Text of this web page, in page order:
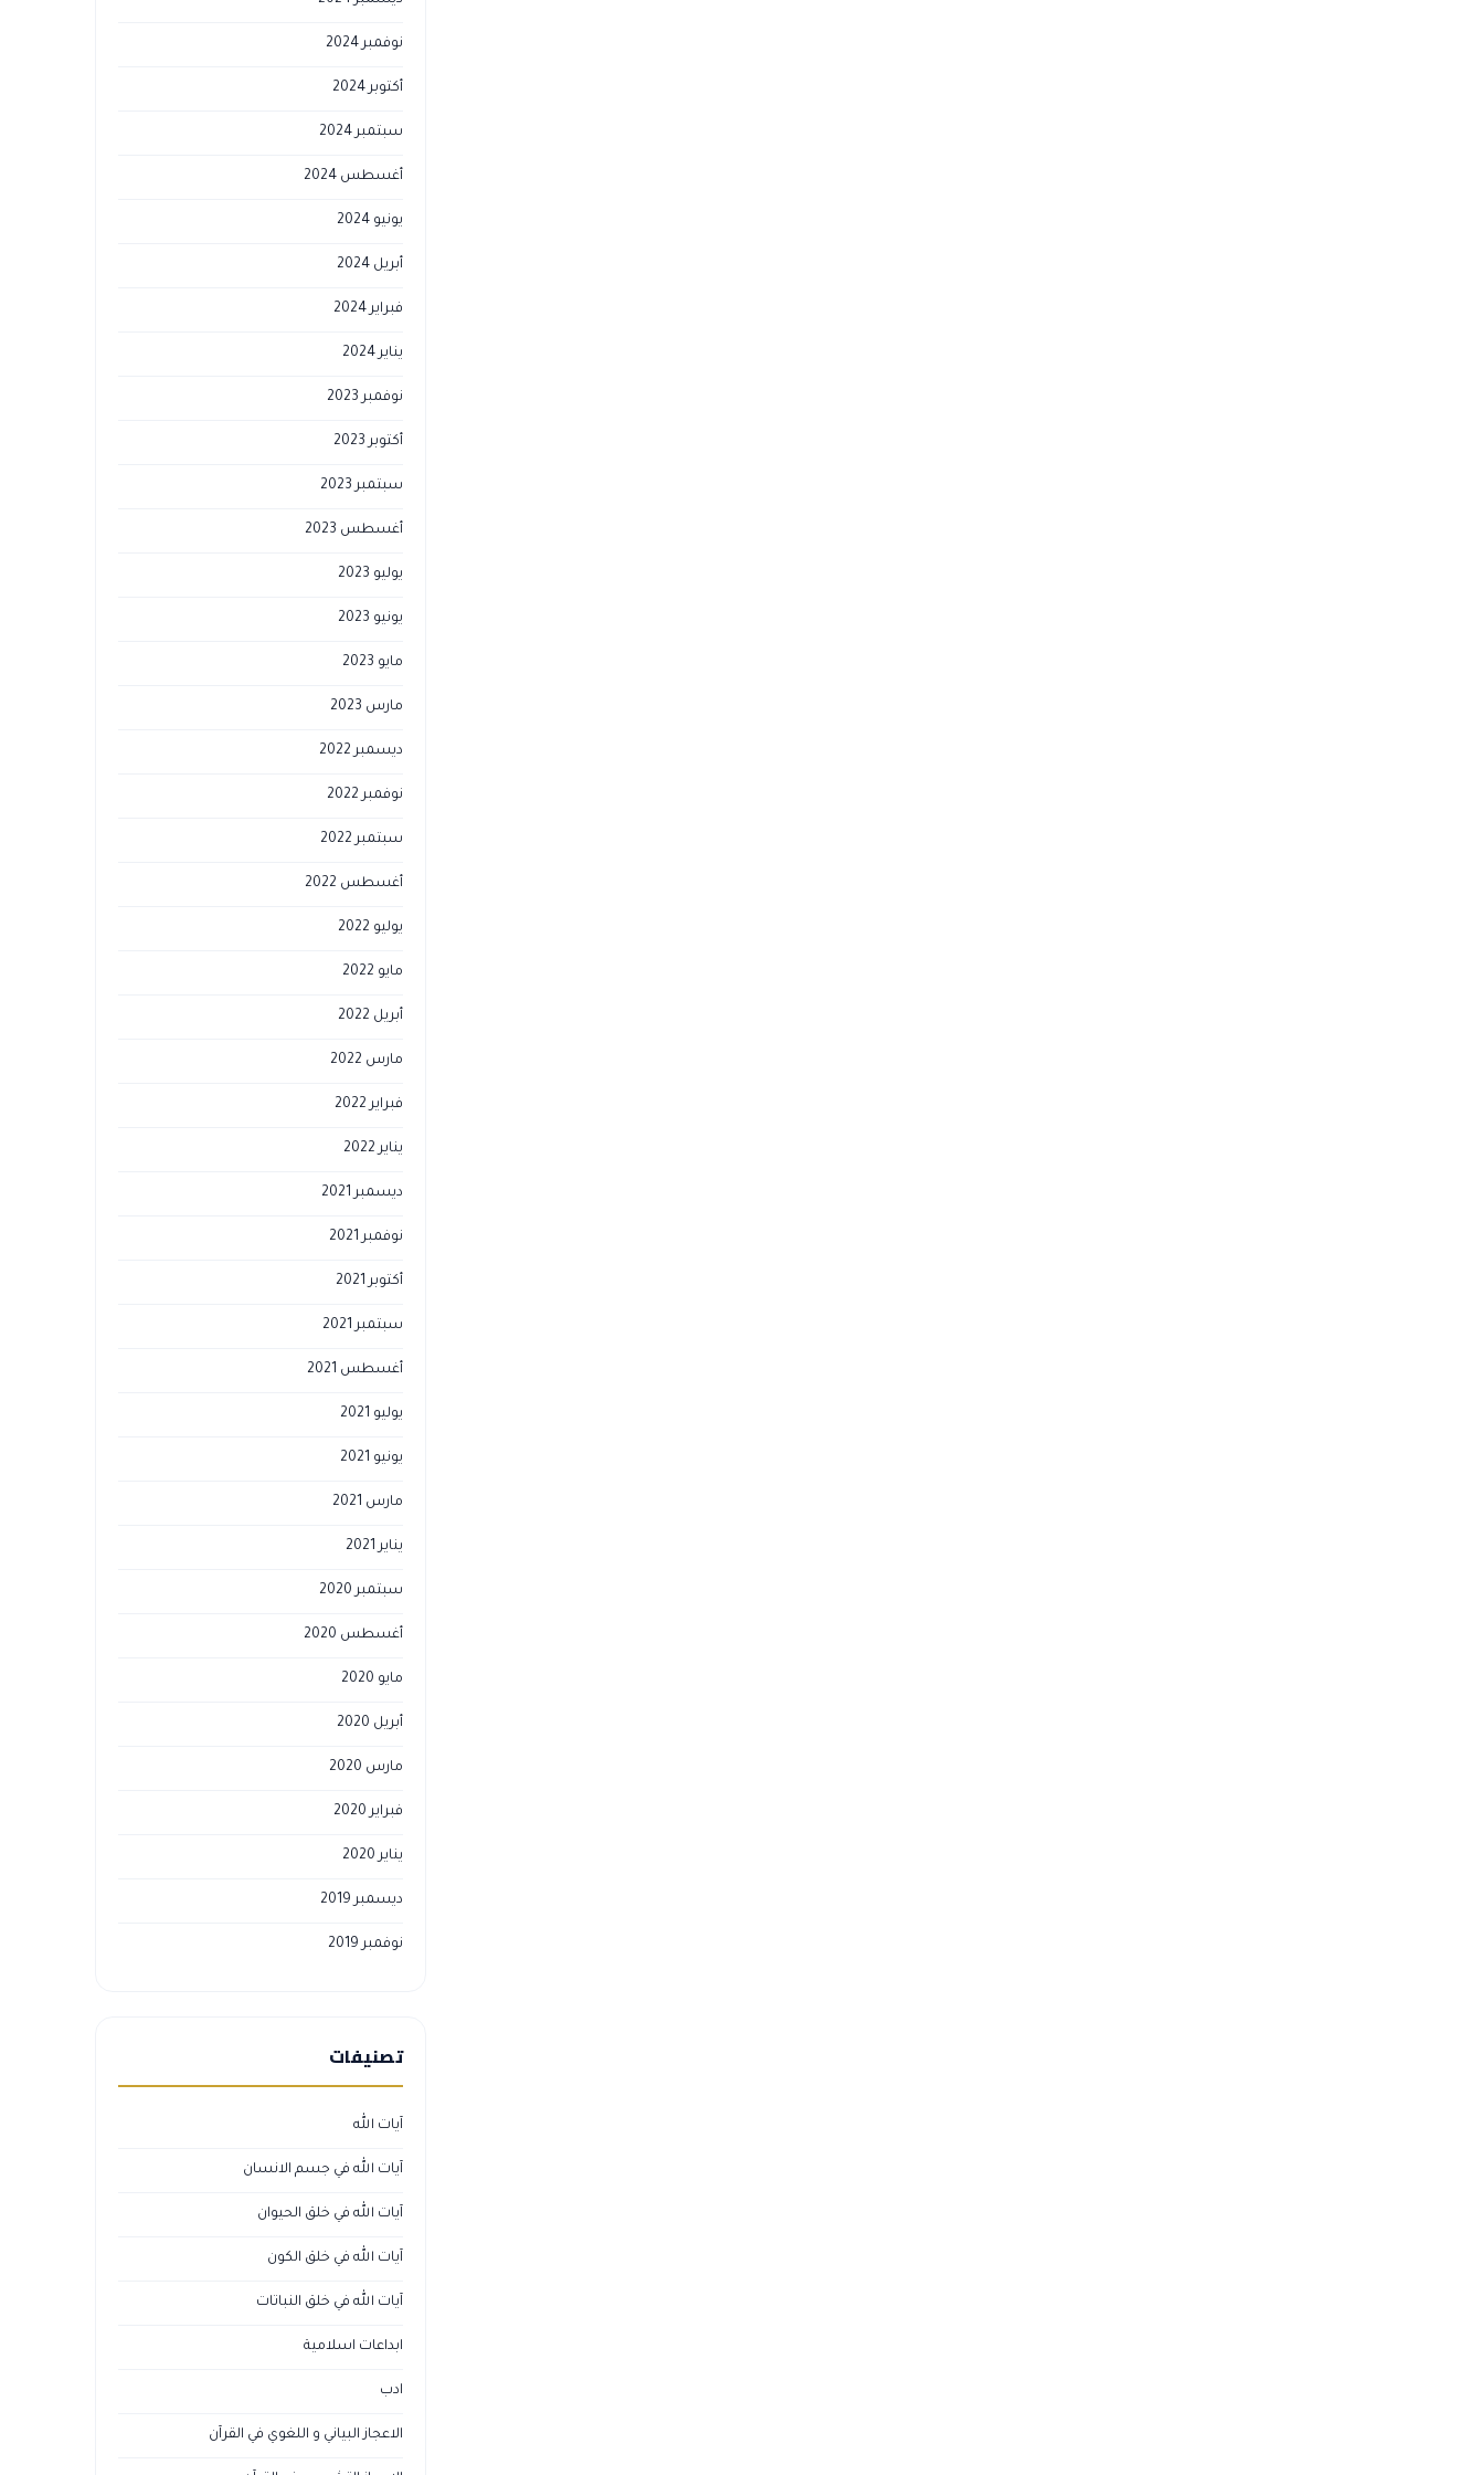
نوفمبر 2024
أكتوبر 2024
سبتمبر 2024
أغسطس 2024
يونيو 2024
أبريل 2024
فبراير 2024
يناير 2024
نوفمبر 2023
أكتوبر 2023
سبتمبر 2023
أغسطس 2023
يوليو 2023
يونيو 2023
مايو 2023
مارس 2023
ديسمبر 2022
نوفمبر 2022
سبتمبر 2022
أغسطس 2022
يوليو 2022
مايو 2022
أبريل 2022
مارس 2022
فبراير 2022
يناير 2022
ديسمبر 2021
نوفمبر 2021
أكتوبر 2021
سبتمبر 2021
أغسطس 2021
يوليو 2021
يونيو 2021
مارس 2021
يناير 2021
سبتمبر 2020
أغسطس 2020
مايو 2020
أبريل 2020
مارس 2020
فبراير 2020
يناير 2020
ديسمبر 2019
نوفمبر 2019
تصنيفات
آيات الله
آيات الله في جسم الانسان
آيات الله في خلق الحيوان
آيات الله في خلق الكون
آيات الله في خلق النباتات
ابداعات اسلامية
ادب
الاعجاز البياني و اللغوي في القرآن